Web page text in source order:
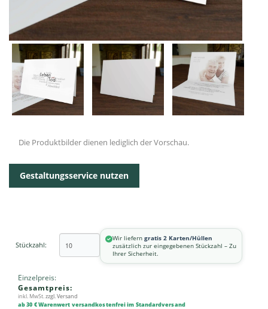
Die Produktbilder dienen lediglich der Vorschau.
Gestaltungsservice nutzen
Stückzahl:
Wir liefern gratis 2 Karten/Hüllen
zusätzlich zur eingegebenen Stückzahl – Zu
Ihrer Sicherheit.
Einzelpreis:
Gesamtpreis:
inkl. MwSt. zzgl. Versand
ab 30 € Warenwert versandkostenfrei im Standardversand